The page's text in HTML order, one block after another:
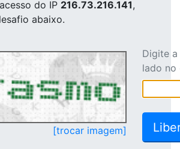
do IP 216.73.216.141,
abaixo.
[trocar imagem]
Digite
lado no